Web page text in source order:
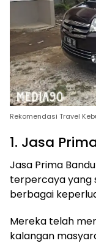
Rekomendasi Travel
1. Jasa
Jasa Prima
terpercaya yang
berbagai
Mereka telah
kalangan